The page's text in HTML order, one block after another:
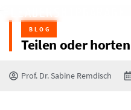
BLOG
Teilen oder
Prof. Dr. Sabine Remdisch